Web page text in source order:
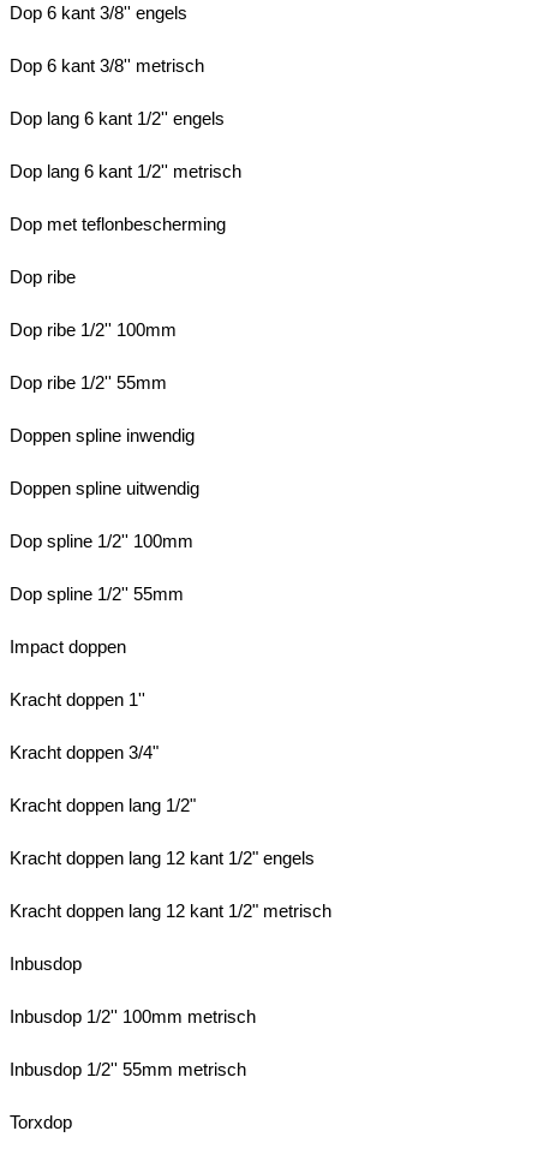
Dop 6 kant 3/8'' engels
Dop 6 kant 3/8'' metrisch
Dop lang 6 kant 1/2'' engels
Dop lang 6 kant 1/2'' metrisch
Dop met teflonbescherming
Dop ribe
Dop ribe 1/2'' 100mm
Dop ribe 1/2'' 55mm
Doppen spline inwendig
Doppen spline uitwendig
Dop spline 1/2'' 100mm
Dop spline 1/2'' 55mm
Impact doppen
Kracht doppen 1''
Kracht doppen 3/4"
Kracht doppen lang 1/2"
Kracht doppen lang 12 kant 1/2" engels
Kracht doppen lang 12 kant 1/2" metrisch
Inbusdop
Inbusdop 1/2'' 100mm metrisch
Inbusdop 1/2'' 55mm metrisch
Torxdop